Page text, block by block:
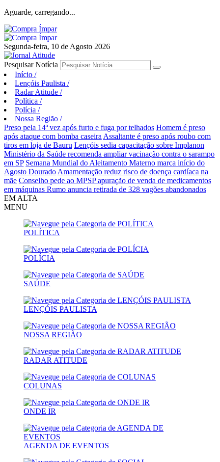
Aguarde, carregando...
Segunda-feira, 10 de Agosto 2026
Pesquisar Notícia
Início /
Lençóis Paulista /
Radar Atitude /
Política /
Polícia /
Nossa Região /
Preso pela 14ª vez após furto e fuga por telhados Homem é preso
após ataque com bomba caseira Assaltante é preso após roubo com
tiros em loja de Bauru Lençóis sedia capacitação sobre Implanon
Ministério da Saúde recomenda ampliar vacinação contra o sarampo
em SP Semana Mundial do Aleitamento Materno marca início do
Agosto Dourado Amamentação reduz risco de doença cardíaca na
mãe Conselho pede ao MPSP apuração de venda de medicamentos
em máquinas Rumo anuncia retirada de 328 vagões abandonados
EM ALTA
MENU
POLÍTICA
POLÍCIA
SAÚDE
LENÇÓIS PAULISTA
NOSSA REGIÃO
RADAR ATITUDE
COLUNAS
ONDE IR
AGENDA DE EVENTOS